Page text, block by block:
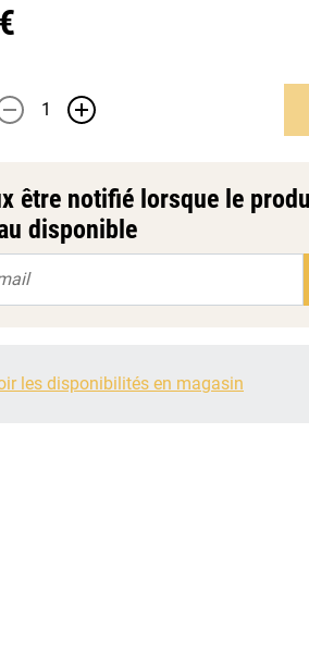
- +
être notifié lorsque le
disponible
les disponibilités en magasin